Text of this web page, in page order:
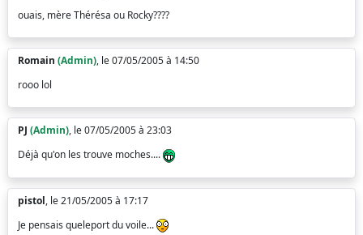
ouais, mère Thérésa ou Rocky????
Romain (Admin), le 07/05/2005 à 14:50
rooo lol
PJ (Admin), le 07/05/2005 à 23:03
Déjà qu'on les trouve moches....
pistol, le 21/05/2005 à 17:17
Je pensais queleport du voile...